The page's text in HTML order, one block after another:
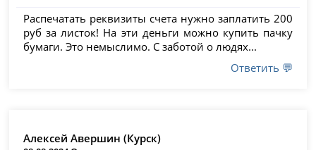
Распечатать реквизиты счета нужно заплатить 200
руб за листок! На эти деньги можно купить пачку
бумаги. Это немыслимо. С заботой о людях...
Ответить 💬
Алексей Авершин (Курск)